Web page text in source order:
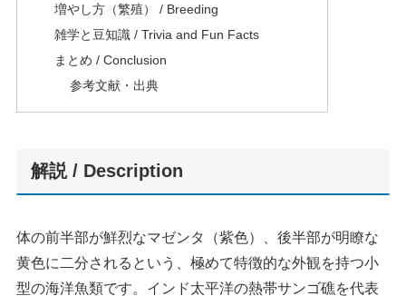
増やし方（繁殖） / Breeding
雑学と豆知識 / Trivia and Fun Facts
まとめ / Conclusion
参考文献・出典
解説 / Description
体の前半部が鮮烈なマゼンタ（紫色）、後半部が明瞭な
黄色に二分されるという、極めて特徴的な外観を持つ小
型の海洋魚類です。インド太平洋の熱帯サンゴ礁を代表